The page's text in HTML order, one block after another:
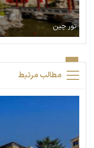
تور چین
مطالب مرتبط